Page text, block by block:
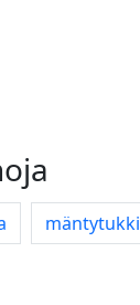
mäntytukki